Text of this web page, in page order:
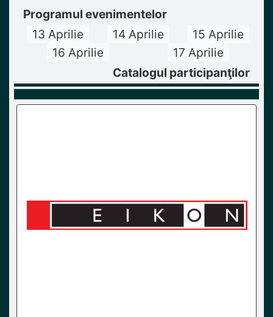
Programul evenimentelor
13 Aprilie
14 Aprilie
15 Aprilie
16 Aprilie
17 Aprilie
Catalogul participanţilor